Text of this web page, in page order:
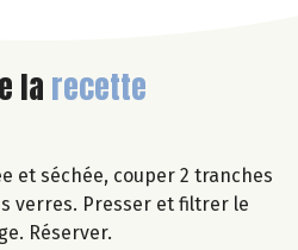
larecette
et séchée, couper 2 tranches
verres. Presser et filtrer le
Réserver.